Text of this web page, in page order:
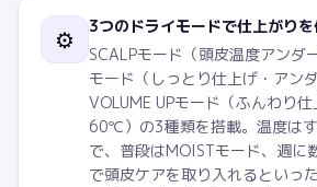
⚙️
3つのドライモードで仕上がり
SCALPモード（頭皮温度アン
モード（しっとり仕上げ・アン
VOLUME UPモード（ふんわり
60℃）の3種類を搭載。温度は
で、普段はMOISTモード、週に
で頭皮ケアを取り入れるといっ